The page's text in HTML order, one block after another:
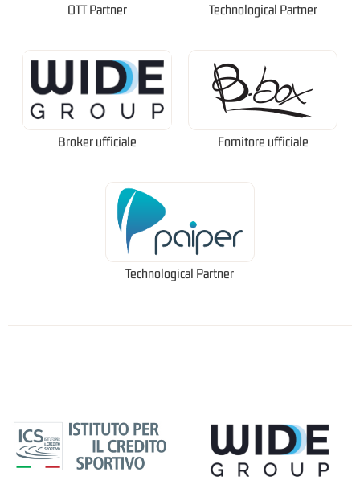
OTT Partner Technological Partner
Broker ufficiale Fornitore ufficiale
Technological Partner